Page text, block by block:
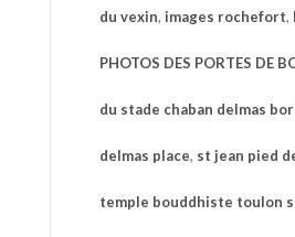
du vexin, images rochefort,
PHOTOS DES PORTES DE
du stade chaban delmas
delmas place, st jean pied
temple bouddhiste toulon